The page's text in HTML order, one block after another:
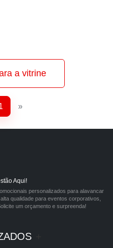
a vitrine
»
Aqui!
personalizados para alavancar
qualidade para eventos corporativos,
um orçamento e surpreenda!